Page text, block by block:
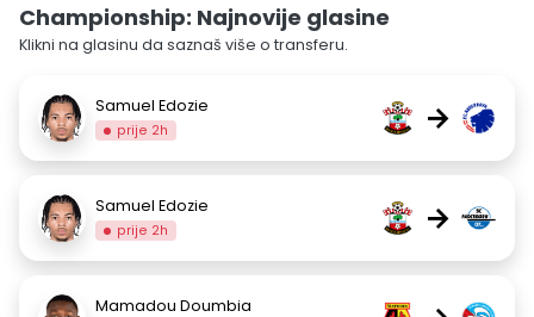
Championship: Najnovije glasine
Klikni na glasinu da saznaš više o transferu.
Samuel Edozie
prije 2h →
Samuel Edozie
prije 2h →
Mamadou Doumbia